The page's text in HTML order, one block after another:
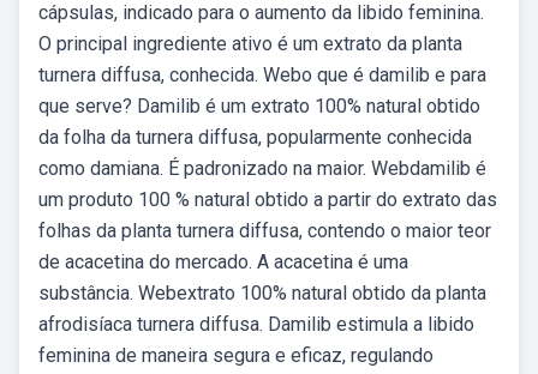
cápsulas, indicado para o aumento da libido feminina.
O principal ingrediente ativo é um extrato da planta
turnera diffusa, conhecida. Webo que é damilib e para
que serve? Damilib é um extrato 100% natural obtido
da folha da turnera diffusa, popularmente conhecida
como damiana. É padronizado na maior. Webdamilib é
um produto 100 % natural obtido a partir do extrato das
folhas da planta turnera diffusa, contendo o maior teor
de acacetina do mercado. A acacetina é uma
substância. Webextrato 100% natural obtido da planta
afrodisíaca turnera diffusa. Damilib estimula a libido
feminina de maneira segura e eficaz, regulando